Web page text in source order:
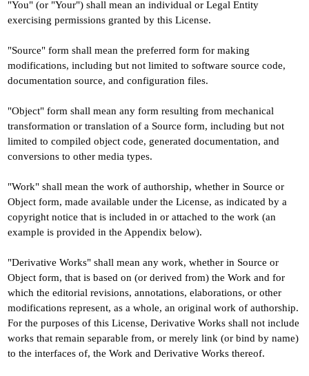
"You" (or "Your") shall mean an individual or Legal Entity
exercising permissions granted by this License.
"Source" form shall mean the preferred form for making
modifications, including but not limited to software source code,
documentation source, and configuration files.
"Object" form shall mean any form resulting from mechanical
transformation or translation of a Source form, including but not
limited to compiled object code, generated documentation, and
conversions to other media types.
"Work" shall mean the work of authorship, whether in Source or
Object form, made available under the License, as indicated by a
copyright notice that is included in or attached to the work (an
example is provided in the Appendix below).
"Derivative Works" shall mean any work, whether in Source or
Object form, that is based on (or derived from) the Work and for
which the editorial revisions, annotations, elaborations, or other
modifications represent, as a whole, an original work of authorship.
For the purposes of this License, Derivative Works shall not include
works that remain separable from, or merely link (or bind by name)
to the interfaces of, the Work and Derivative Works thereof.